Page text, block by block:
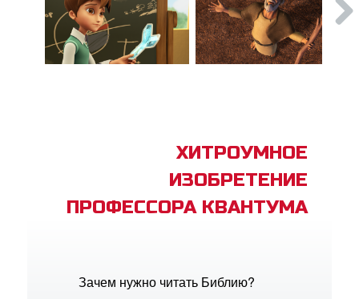
ХИТРОУМНОЕ
ИЗОБРЕТЕНИЕ
ПРОФЕССОРА КВАНТУМА
Зачем нужно читать Библию?